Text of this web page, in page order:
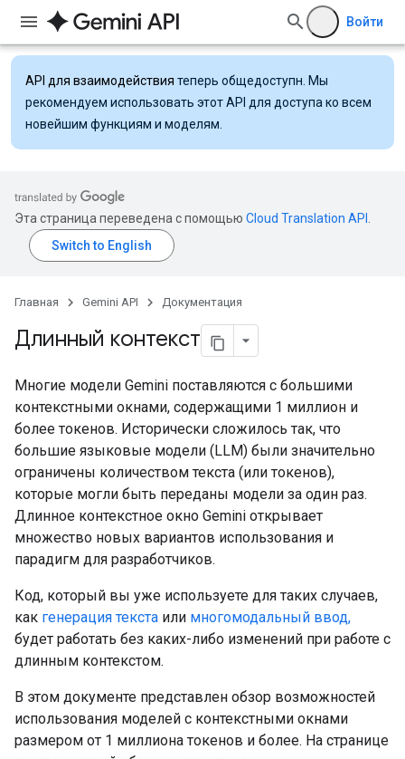
Войти
API для взаимодействия теперь общедоступн. Мы
рекомендуем использовать этот API для доступа ко всем
новейшим функциям и моделям.
Эта страница переведена с помощью Cloud Translation API
Главная Gemini API Документация
Длинный контекст
Многие модели Gemini поставляются с большими
контекстными окнами, содержащими 1 миллион и
более токенов. Исторически сложилось так, что
большие языковые модели (LLM) были значительно
ограничены количеством текста (или токенов),
которые могли быть переданы модели за один раз.
Длинное контекстное окно Gemini открывает
множество новых вариантов использования и
парадигм для разработчиков.
Код, который вы уже используете для таких случаев,
как генерация текста или многомодальный ввод,
будет работать без каких-либо изменений при работе с
длинным контекстом.
В этом документе представлен обзор возможностей
использования моделей с контекстными окнами
размером от 1 миллиона токенов и более. На странице